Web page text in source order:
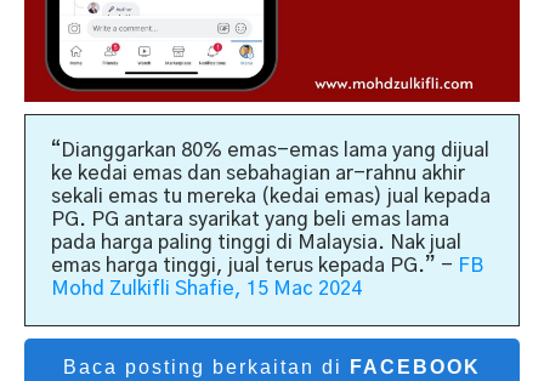
“Dianggarkan 80% emas-emas lama yang dijual
ke kedai emas dan sebahagian ar-rahnu akhir
sekali emas tu mereka (kedai emas) jual kepada
PG. PG antara syarikat yang beli emas lama
pada harga paling tinggi di Malaysia. Nak jual
emas harga tinggi, jual terus kepada PG.” - FB
Mohd Zulkifli Shafie, 15 Mac 2024
Baca posting berkaitan di FACEBOOK